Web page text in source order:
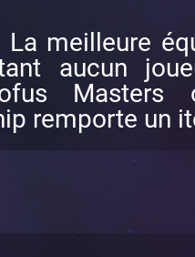
La meilleure
aucun
remporte un